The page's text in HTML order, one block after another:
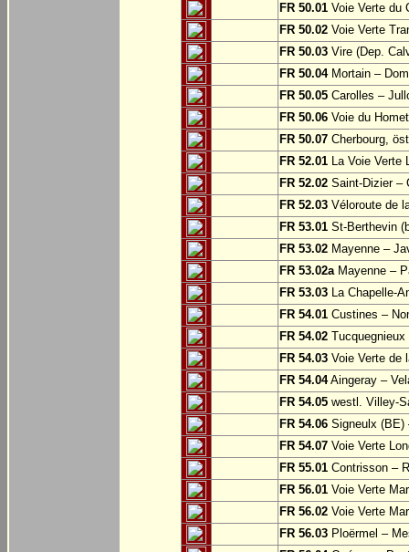
FR 50.01 Voie Verte du
FR 50.02 Voie Verte
FR 50.03 Vire (Dep.
FR 50.04Mortain –
FR 50.05 Carolles –
FR 50.06 Voie du
FR 50.07 Cherbourg,
FR 52.01 La Voie Verte
FR 52.02 Saint-Dizier –
FR 52.03 Véloroute de
FR 53.01 St-Berthevin
FR 53.02 Mayenne –
FR 53.02aMayenne –
FR 53.03 La Chapelle-
FR 54.01 Custines –
FR 54.02 Tucquegnieux
FR 54.03 Voie Verte de
FR 54.04Aingeray –
FR 54.05 westl. Villey-
FR 54.06 Signeulx (BE)
FR 54.07 Voie Verte
FR 55.01 Contrisson –
FR 56.01 Voie Verte
FR 56.02 Voie Verte
FR 56.03 Ploërmel –